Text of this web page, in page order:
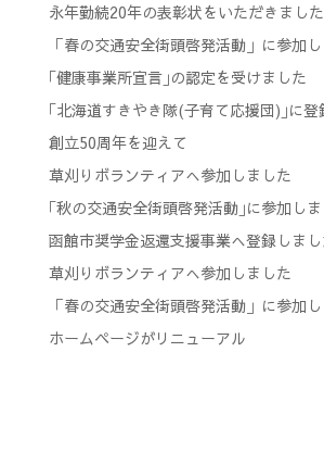
永年勤続20年の表彰状をいただきました
「春の交通安全街頭啓発活動」に参加
｢健康事業所宣言｣の認定を受けました
｢北海道すきやき隊(子育て応援団)｣に登
創立50周年を迎えて
草刈りボランティアへ参加しました
｢秋の交通安全街頭啓発活動｣に参加し
函館市奨学金返還支援事業へ登録しま
草刈りボランティアへ参加しました
「春の交通安全街頭啓発活動」に参加
ホームページがリニューアル